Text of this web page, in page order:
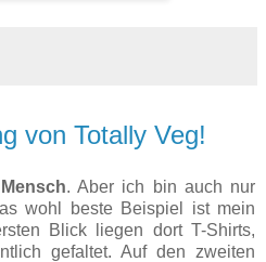
von Totally Veg!
. Aber ich bin auch nur
wohl beste Beispiel ist mein
Blick liegen dort T-Shirts,
gefaltet. Auf den zweiten